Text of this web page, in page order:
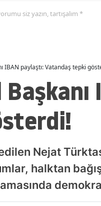
Mardin
Nevşehir
Niğde
Ordu
Rize
Sakarya
Samsun
siz yazın, tartışalım *
IBAN paylaştı: Vatandaş tepki
Nejat
halktan